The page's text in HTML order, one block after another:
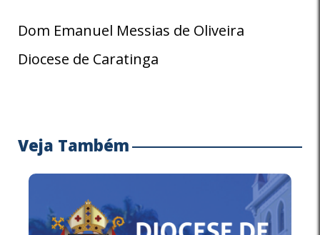
Dom Emanuel Messias de Oliveira
Diocese de Caratinga
Veja Também